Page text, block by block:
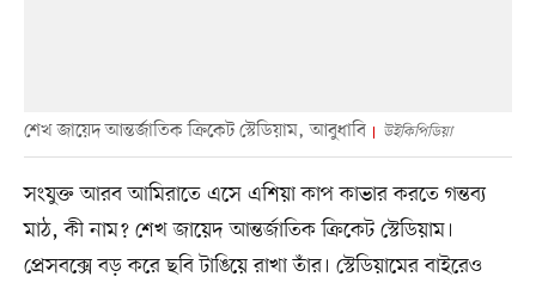
শেখ জায়েদ আন্তর্জাতিক ক্রিকেট স্টেডিয়াম, আবুধাবি উইকিপিডিয়া
সংযুক্ত আরব আমিরাতে এসে এশিয়া কাপ কাভার করতে গন্তব্য
মাঠ, কী নাম? শেখ জায়েদ আন্তর্জাতিক ক্রিকেট স্টেডিয়াম।
প্রেসবক্সে বড় করে ছবি টাঙিয়ে রাখা তাঁর। স্টেডিয়ামের বাইরেও